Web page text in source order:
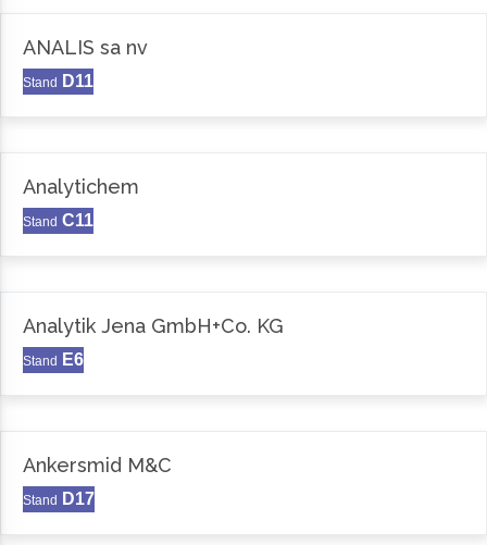
ANALIS sa nv
Stand D11
Analytichem
Stand C11
Analytik Jena GmbH+Co. KG
Stand E6
Ankersmid M&C
Stand D17